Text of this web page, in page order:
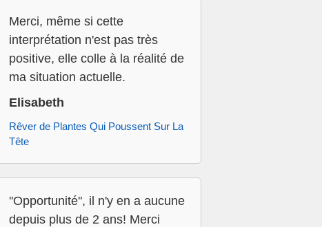
Merci, même si cette
interprétation n'est pas très
positive, elle colle à la réalité de
ma situation actuelle.
Elisabeth
Rêver de Plantes Qui Poussent Sur La
Tête
''Opportunité'', il n'y en a aucune
depuis plus de 2 ans! Merci